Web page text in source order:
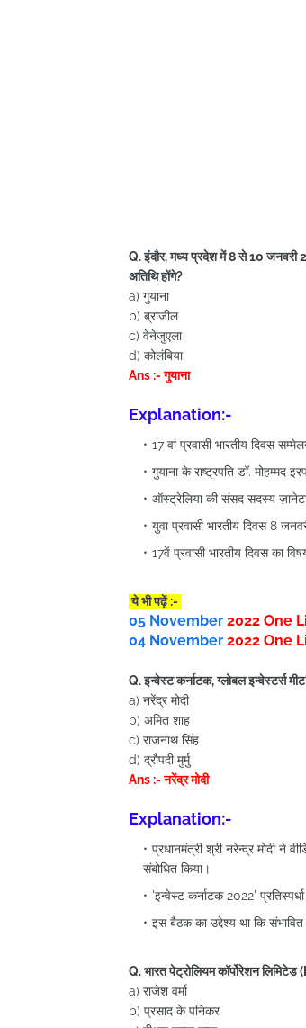
Q. इंदौर, मध्य प्रदेश में 8 से 10 जनवरी
अतिथि होंगे?
a) गुयाना
b) ब्राजील
c) वेनेजुएला
d) कोलंबिया
Ans :- गुयाना
Explanation:-
17 वां प्रवासी भारतीय दिवस
गुयाना के राष्ट्रपति डॉ. मोहम्मद
ऑस्ट्रेलिया की संसद सदस्य ज़ानेटा
युवा प्रवासी भारतीय दिवस 8
17वें प्रवासी भारतीय दिवस का
ये भी पढ़ें :-
05 November 2022 One
04 November 2022 One
Q. इन्वेस्ट कर्नाटक, ग्लोबल इन्वेस्टर्स
a) नरेंद्र मोदी
b) अमित शाह
c) राजनाथ सिंह
d) द्रौपदी मुर्मु
Ans :- नरेंद्र मोदी
Explanation:-
प्रधानमंत्री श्री नरेन्द्र मोदी ने
संबोधित किया।
'इन्वेस्ट कर्नाटक 2022'
इस बैठक का उद्देश्य था कि
Q. भारत पेट्रोलियम कॉर्पोरेशन
a) राजेश वर्मा
b) प्रसाद के पनिकर